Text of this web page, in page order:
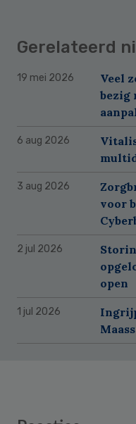
Gerelateerd
19 mei 2026
Veel
bezig
6 aug 2026
3 aug 2026
voor
2 jul 2026
open
1 jul 2026